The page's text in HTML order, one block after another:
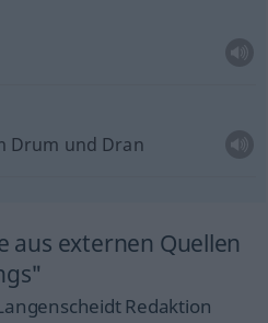
Drum und Dran
aus externen Quellen
Redaktion